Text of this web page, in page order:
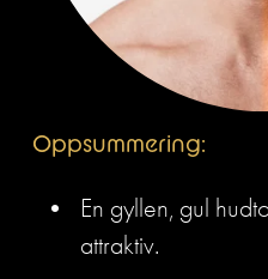
Oppsummering:
En gyllen, gul
attraktiv.